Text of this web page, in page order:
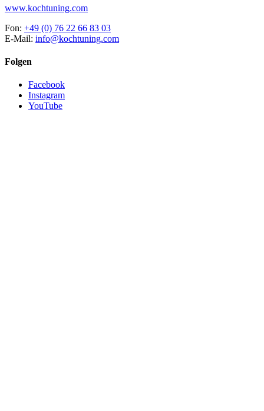
www.kochtuning.com
Fon: +49 (0) 76 22 66 83 03
E-Mail: info@kochtuning.com
Folgen
Facebook
Instagram
YouTube